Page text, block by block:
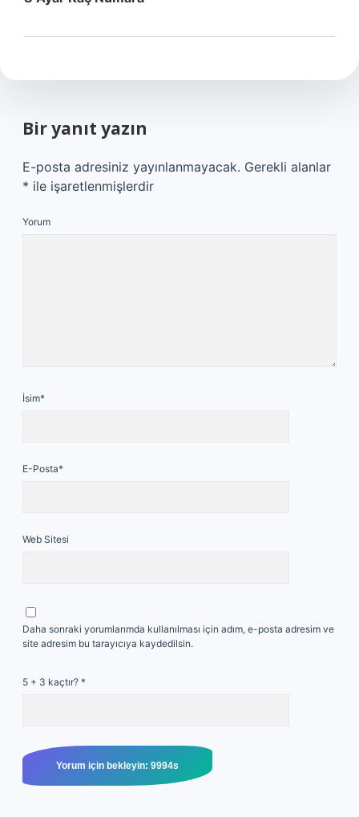
Bir yanıt yazın
E-posta adresiniz yayınlanmayacak. Gerekli alanlar
* ile işaretlenmişlerdir
Yorum
İsim*
E-Posta*
Web Sitesi
Daha sonraki yorumlarımda kullanılması için adım, e-posta adresim ve
site adresim bu tarayıcıya kaydedilsin.
5 + 3 kaçtır? *